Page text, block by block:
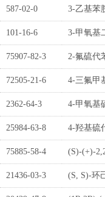
587-02-0 3-乙基苯
101-16-6 3-甲氧基
75907-82-3 2-氟硫代
72505-21-6 4-三氟甲
2362-64-3 4-甲氧基
25984-63-8 4-羟基硫
75885-58-4 (S)-(+)-
21436-03-3 (S, S)-环